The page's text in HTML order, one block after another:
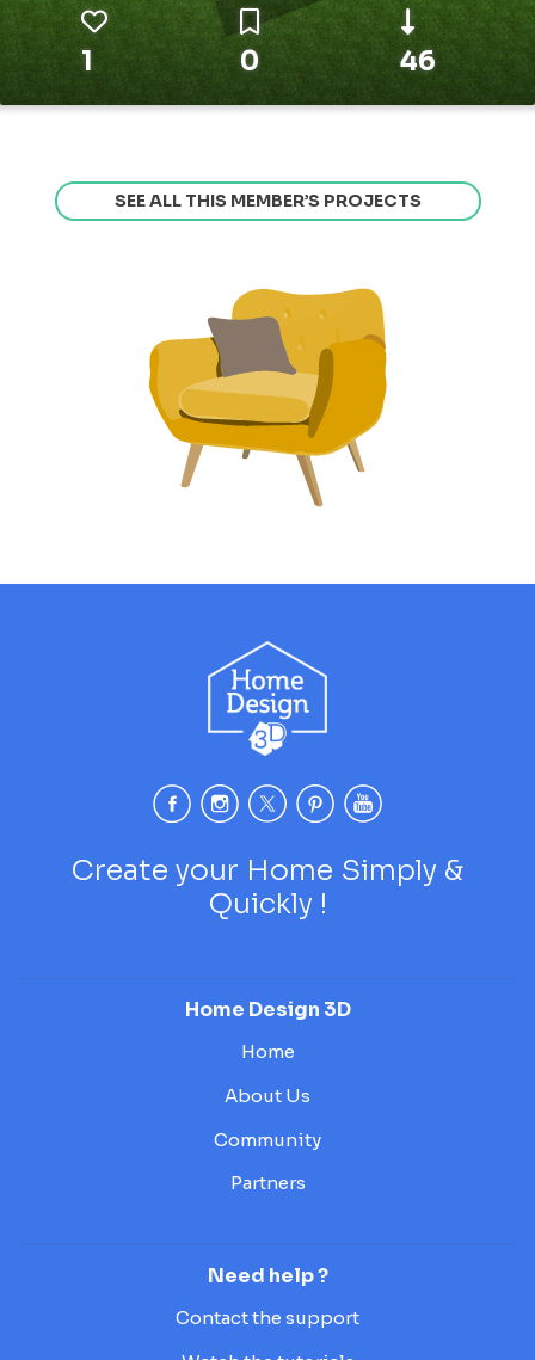
1 0 46
SEE ALL THIS MEMBER’S PROJECTS
Create your Home Simply &
Quickly !
Home Design 3D
Home
About Us
Community
Partners
Need help ?
Contact the support